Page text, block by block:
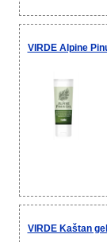
VIRDE Alpine
VIRDE Kaštan